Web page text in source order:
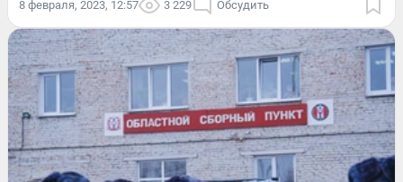
8 февраля, 2023, 12:57 3 229 Обсудить